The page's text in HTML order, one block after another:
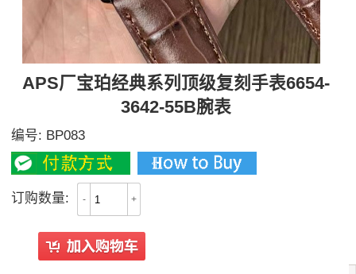
APS厂宝珀经典系列顶级复刻手表6654-
3642-55B腕表
编号: BP083
订购数量: - +